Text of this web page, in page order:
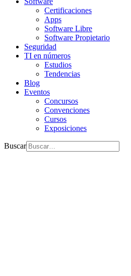
Certificaciones
Apps
Software Libre
Software Propietario
Seguridad
TI en números
Estudios
Tendencias
Blog
Eventos
Concursos
Convenciones
Cursos
Exposiciones
Buscar